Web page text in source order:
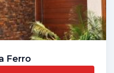
Ferro